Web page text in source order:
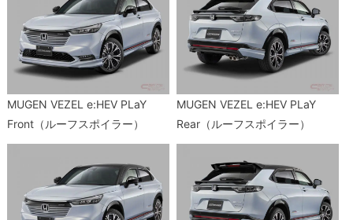
MUGEN VEZEL e:HEV PLaY
Front（ルーフスポイラー）
MUGEN VEZEL e:HEV PLaY
Rear（ルーフスポイラー）